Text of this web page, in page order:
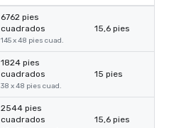
6762 pies
cuadrados
145 x 48 pies cuad.
15,6 pies
1824 pies
cuadrados
38 x 48 pies cuad.
15 pies
2544 pies
cuadrados
15,6 pies